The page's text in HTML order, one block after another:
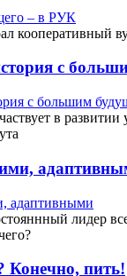
кооперативный
с
в развитии
лидер
Конечно, пить!